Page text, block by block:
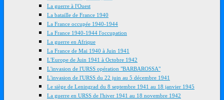
La guerre à l'Ouest
La bataille de France 1940
La France occupée 1940-1944
La France 1940-1944 l'occupation
La guerre en Afrique
La France de Mai 1940 à Juin 1941
L'Europe de Juin 1941 à Octobre 1942
L'invasion de l'URSS opération "BARBAROSSA"
L'invasion de l'URSS du 22 juin au 5 décembre 1941
Le siège de Leningrad du 8 septembre 1941 au 18 janvier 1945
La guerre en URSS de l'hiver 1941 au 18 novembre 1942